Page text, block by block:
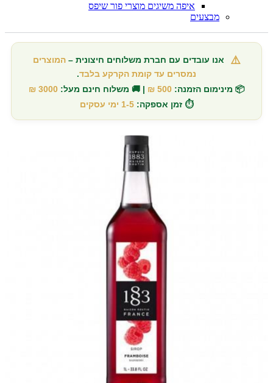
איפה משיגים מוצרי פור שיפס
מבצעים
⚠️ אנו עובדים עם חברת משלוחים חיצונית –המוצרים
נמסרים עד קומת הקרקע בלבד.
📦 מינימום הזמנה: 500 ₪ | 🚚 משלוח חינם מעל: 3000 ₪
⏱️ זמן אספקה: 1-5 ימי עסקים